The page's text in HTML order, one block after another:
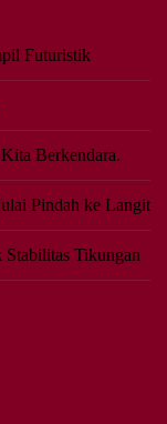
Futuristik
Berkendara.
Pindah ke Langit
Tikungan